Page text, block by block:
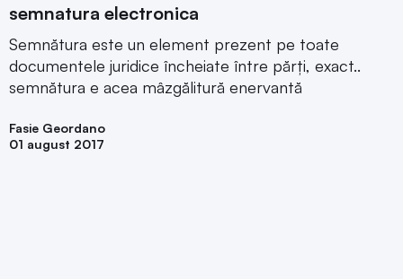
semnatura electronica
Semnătura este un element prezent pe toate
documentele juridice încheiate între părți, exact..
semnătura e acea mâzgălitură enervantă
Fasie Geordano
01 august 2017